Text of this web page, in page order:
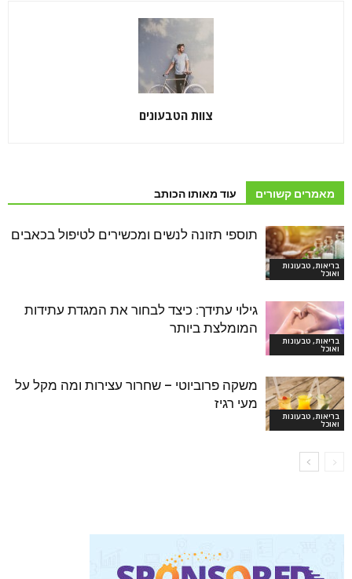
צוות הטבעונים
מאמרים קשורים עוד מאותו הכותב
בריאות, טבעונות
ואוכל
תוספי תזונה לנשים ומכשירים לטיפול בכאבים
בריאות, טבעונות
ואוכל
גילוי עתידך: כיצד לבחור את המגדת עתידות
המומלצת ביותר
בריאות, טבעונות
ואוכל
משקה פרוביוטי – שחרור עצירות ומה מקל על
מעי רגיז